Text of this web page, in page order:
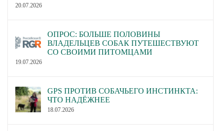
20.07.2026
ОПРОС: БОЛЬШЕ ПОЛОВИНЫ
ВЛАДЕЛЬЦЕВ СОБАК ПУТЕШЕСТВУЮТ
СО СВОИМИ ПИТОМЦАМИ
19.07.2026
GPS ПРОТИВ СОБАЧЬЕГО ИНСТИНКТА:
ЧТО НАДЁЖНЕЕ
18.07.2026